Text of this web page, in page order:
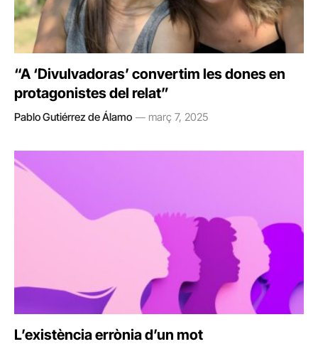
“A ‘Divulvadoras’ convertim les dones en
protagonistes del relat”
Pablo Gutiérrez de Álamo març 7, 2025
L’existència errònia d’un mot